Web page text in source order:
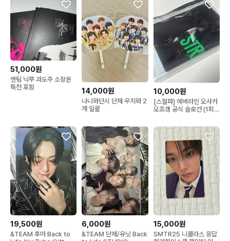
51,000원
앤팀 닉쭈 과도주 소장본
특전 포함
14,000원
나니와단시 단체 우치와 2
개 일괄
10,000원
[스월파] 에버라인 오사카
오죠갱 공식 슬로건 (1회
19,500원
&TEAM 후마 Back to
6,000원
&TEAM 단체/유닛 Back
15,000원
SMTR25 니콜라스 응답